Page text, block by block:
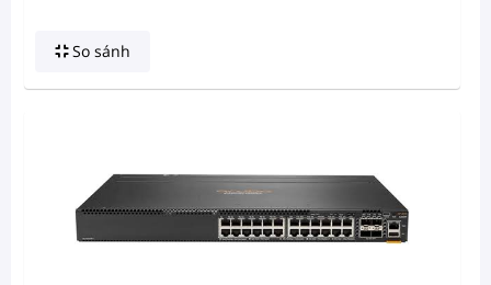
So sánh